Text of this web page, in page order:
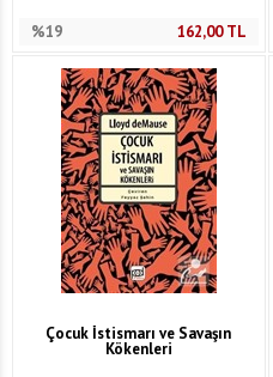
%19 162,00TL
Çocuk İstismarı ve Savaşın
Kökenleri